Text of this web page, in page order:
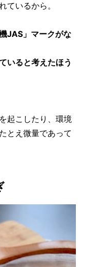
ているから。
JAS」マークがな
いると考えたほう
起こしたり、環境
とえ微量であって